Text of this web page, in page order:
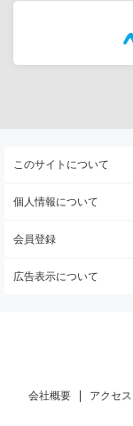
このサイトについて
個人情報について
会員登録
広告表示について
会社概要 アクセス